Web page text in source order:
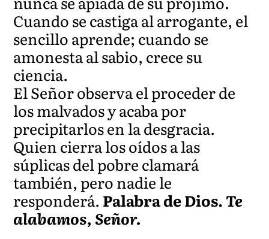
Cuando se castiga al arrogante, el
sencillo aprende; cuando se
amonesta al sabio, crece su
ciencia.
El Señor observa el proceder de
los malvados y acaba por
precipitarlos en la desgracia.
Quien cierra los oídos a las
súplicas del pobre clamará
también, pero nadie le
responderá. Palabra de Dios.Te
alabamos, Señor.